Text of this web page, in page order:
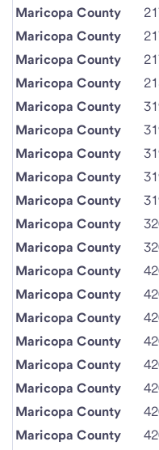
Maricopa County
Maricopa County
Maricopa County
Maricopa County
Maricopa County
Maricopa County
Maricopa County
Maricopa County
Maricopa County
Maricopa County
Maricopa County
Maricopa County
Maricopa County
Maricopa County
Maricopa County
Maricopa County
Maricopa County
Maricopa County
Maricopa County